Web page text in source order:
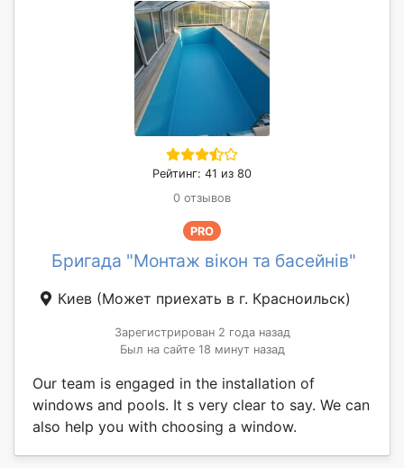
Рейтинг: 41 из 80
0 отзывов
PRO
Бригада "Монтаж вікон та басейнів"
Киев (Может приехать в г. Красноильск)
Зарегистрирован 2 года назад
Был на сайте 18 минут назад
Our team is engaged in the installation of
windows and pools. It s very clear to say. We can
also help you with choosing a window.